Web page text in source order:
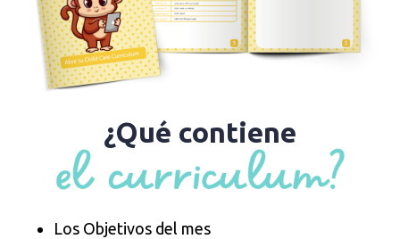
¿Qué contiene
Los Objetivos del mes